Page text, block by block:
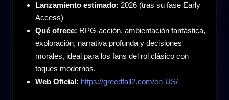
Lanzamiento estimado: 2026 (tras su fase Early
Access)
Qué ofrece: RPG-acción, ambientación fantástica,
exploración, narrativa profunda y decisiones
morales, ideal para los fans del rol clásico con
toques modernos.
Web Oficial: https://greedfall2.com/en-US/